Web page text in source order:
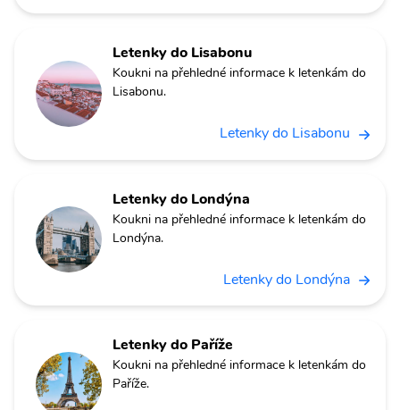
Letenky do Lisabonu
Koukni na přehledné informace k letenkám do
Lisabonu.
Letenky do Lisabonu
Letenky do Londýna
Koukni na přehledné informace k letenkám do
Londýna.
Letenky do Londýna
Letenky do Paříže
Koukni na přehledné informace k letenkám do
Paříže.